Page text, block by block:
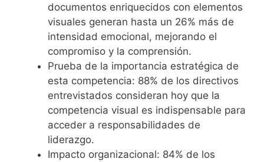
documentos enriquecidos con elementos
visuales generan hasta un 26% más de
intensidad emocional, mejorando el
compromiso y la comprensión.
Prueba de la importancia estratégica de
esta competencia: 88% de los directivos
entrevistados consideran hoy que la
competencia visual es indispensable para
acceder a responsabilidades de
liderazgo.
Impacto organizacional: 84% de los